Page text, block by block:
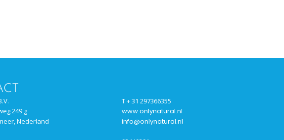
T + 31 297366355
249 g
www.onlynatural.nl
Nederland info@onlynatural.nl